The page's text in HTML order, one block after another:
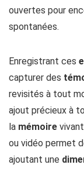
ouvertes pour
spontanées.
Enregistrant ces
capturer des
revisités à tout
ajout précieux à
la mémoire
ou vidéo permet
ajoutant une